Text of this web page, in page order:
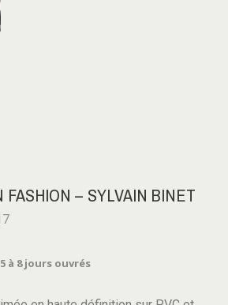
FASHION – SYLVAIN BINET
à 8 jours ouvrés